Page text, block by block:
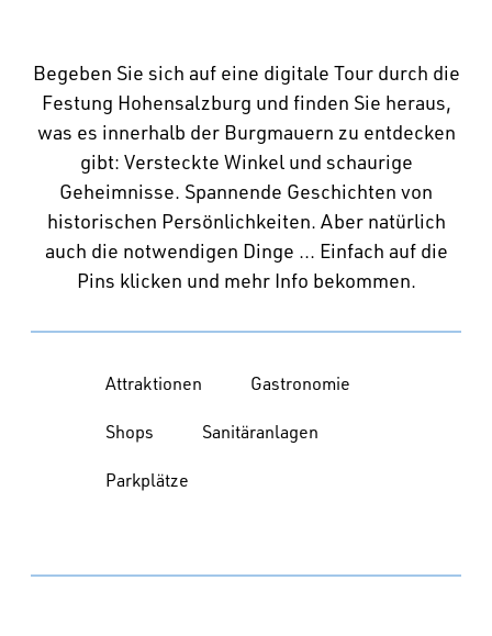
Begeben Sie sich auf eine digitale Tour durch die
Festung Hohensalzburg und finden Sie heraus,
was es innerhalb der Burgmauern zu entdecken
gibt: Versteckte Winkel und schaurige
Geheimnisse. Spannende Geschichten von
historischen Persönlichkeiten. Aber natürlich
auch die notwendigen Dinge ... Einfach auf die
Pins klicken und mehr Info bekommen.
Attraktionen Gastronomie
Shops Sanitäranlagen
Parkplätze